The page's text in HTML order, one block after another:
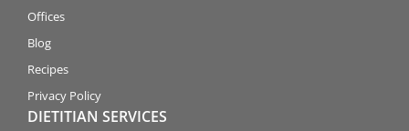
Offices
Blog
Recipes
Privacy Policy
DIETITIAN SERVICES